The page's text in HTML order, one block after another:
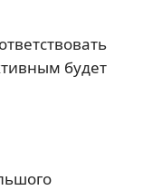
будет